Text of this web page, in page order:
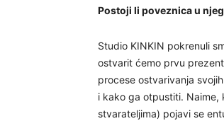
Postoji li poveznica u
Studio KINKIN pokrenuli
ostvarit ćemo prvu
procese ostvarivanja
i kako ga otpustiti. Naime,
stvarateljima) pojavi se